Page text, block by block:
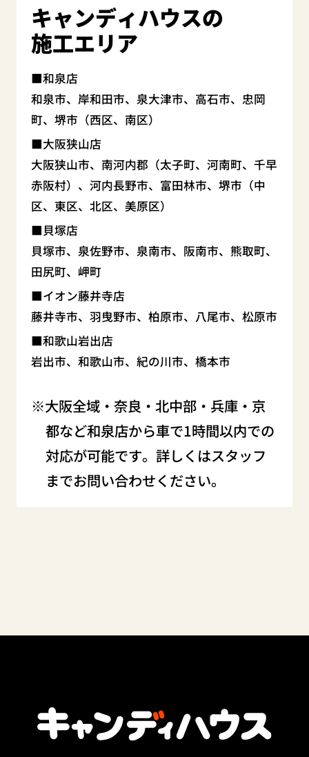
キャンディハウスの
施工エリア
和泉店
和泉市、岸和田市、泉大津市、高石市、忠岡
町、堺市（西区、南区）
大阪狭山店
大阪狭山市、南河内郡（太子町、河南町、千早
赤阪村）、河内長野市、富田林市、堺市（中
区、東区、北区、美原区）
貝塚店
貝塚市、泉佐野市、泉南市、阪南市、熊取町、
田尻町、岬町
イオン藤井寺店
藤井寺市、羽曳野市、柏原市、八尾市、松原市
和歌山岩出店
岩出市、和歌山市、紀の川市、橋本市
大阪全域・奈良・北中部・兵庫・京
都など和泉店から車で1時間以内での
対応が可能です。詳しくはスタッフ
までお問い合わせください。